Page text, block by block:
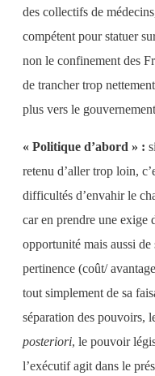
des collectifs de
compétent pour statuer
non le confinement des
de trancher trop
plus vers le
« Politique d’abord » :
retenu d’aller trop loin,
difficultés d’envahir le
car en prendre une exige
opportunité mais aussi
pertinence (coût/
tout simplement de sa
séparation des pouvoirs,
posteriori, le pouvoir
l’exécutif agit dans le